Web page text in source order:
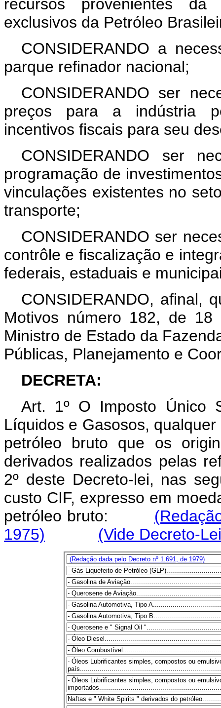
recursos provenientes
exclusivos da Petróleo
CONSIDERANDO a
parque refinador nacional;
CONSIDERANDO ser
preços para a indústria
incentivos fiscais para seu
CONSIDERANDO ser
programação de
vinculações existentes no
transporte;
CONSIDERANDO ser
contrôle e fiscalização e
federais, estaduais e
CONSIDERANDO, afinal,
Motivos número 182, de 18
Ministro de Estado da
Públicas, Planejamento e
DECRETA:
Art. 1º O Imposto Único
Líquidos e Gasosos,
petróleo bruto que os
derivados realizados pelas
2º deste Decreto-lei, nas
custo CIF, expresso em
petróleo bruto:
1975)
(Vide Decreto-
(Redação dada pelo Decreto nº 1.691, de 1979)
- Gás Liquefeito de Petróleo
- Gasolina de
- Querosene de
- Gasolina Automotiva, Tipo
- Gasolina Automotiva, Tipo
- Querosene e " Signal Oil
- Óleo
- Óleo
- Óleos Lubrificantes simples, compostos ou
- Óleos Lubrificantes simples, compostos ou
Naftas e " White Spirits " derivados do